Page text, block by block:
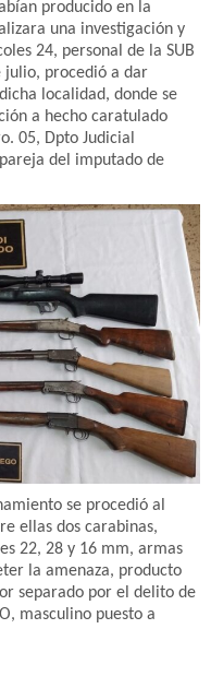
producido en la
una investigación y
24, personal de la SUB
julio, procedió a dar
localidad, donde se
a hecho caratulado
05, Dpto Judicial
del imputado de
se procedió al
ellas dos carabinas,
22, 28 y 16 mm, armas
la amenaza, producto
separado por el delito de
masculino puesto a